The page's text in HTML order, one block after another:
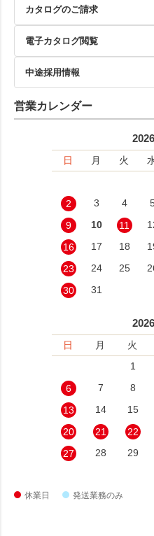
カタログのご請求
電子カタログ閲覧
中途採用情報
営業カレンダー
日 月 火
2
3 4
9
10 11
16
17 18
23
24 25
30
31
日 月 火
1
6
7 8
13
14 15
20
21 22
27
28 29
休業日 発送業務のみ